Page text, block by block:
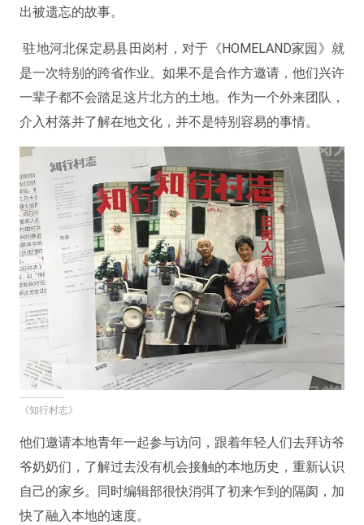
出被遗忘的故事。
驻地河北保定易县田岗村，对于《HOMELAND家园》就
是一次特别的跨省作业。如果不是合作方邀请，他们兴许
一辈子都不会踏足这片北方的土地。作为一个外来团队，
介入村落并了解在地文化，并不是特别容易的事情。
《知行村志》
他们邀请本地青年一起参与访问，跟着年轻人们去拜访爷
爷奶奶们，了解过去没有机会接触的本地历史，重新认识
自己的家乡。同时编辑部很快消弭了初来乍到的隔阂，加
快了融入本地的速度。